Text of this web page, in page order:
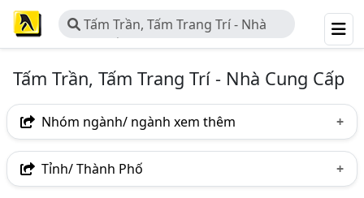
Tấm Trần, Tấm Trang Trí - Nhà
Cung Cấp
Tấm Trần, Tấm Trang Trí - Nhà Cung Cấp
Nhóm ngành/ ngành xem thêm
Ngành nghề
Tỉnh/ Thành Phố